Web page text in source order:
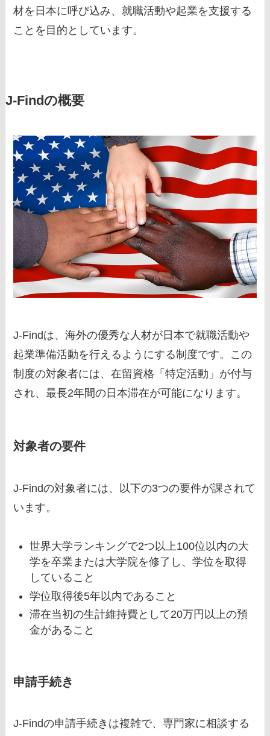
材を日本に呼び込み、就職活動や起業を支援する
ことを目的としています。
J-Findの概要
J-Findは、海外の優秀な人材が日本で就職活動や
起業準備活動を行えるようにする制度です。この
制度の対象者には、在留資格「特定活動」が付与
され、最長2年間の日本滞在が可能になります。
対象者の要件
J-Findの対象者には、以下の3つの要件が課されて
います。
世界大学ランキングで2つ以上100位以内の大
学を卒業または大学院を修了し、学位を取得
していること
学位取得後5年以内であること
滞在当初の生計維持費として20万円以上の預
金があること
申請手続き
J-Findの申請手続きは複雑で、専門家に相談する